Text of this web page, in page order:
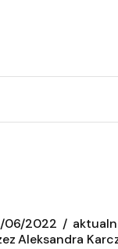
06/2022
Aleksandra